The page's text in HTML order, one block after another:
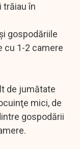
trăiau în
gospodăriile
cu 1-2 camere
de jumătate
mici, de
gospodării